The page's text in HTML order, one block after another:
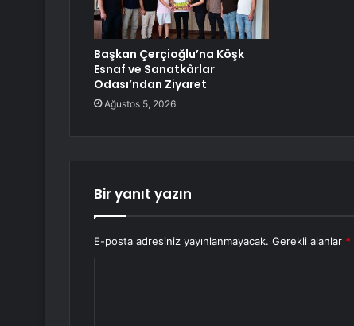
Başkan Çerçioğlu’na Köşk
Esnaf ve Sanatkârlar
Odası’ndan Ziyaret
Ağustos 5, 2026
Bir yanıt yazın
E-posta adresiniz yayınlanmayacak. Gerekli alanlar *